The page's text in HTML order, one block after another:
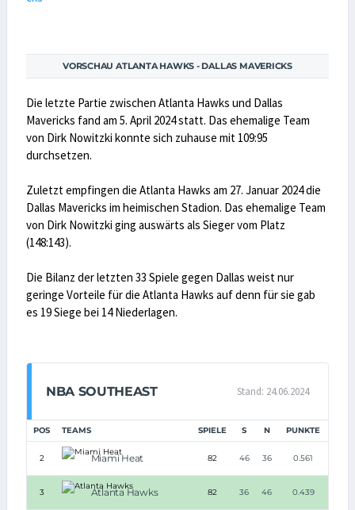
VORSCHAU ATLANTA HAWKS - DALLAS MAVERICKS
Die letzte Partie zwischen Atlanta Hawks und Dallas
Mavericks fand am 5. April 2024 statt. Das ehemalige Team
von Dirk Nowitzki konnte sich zuhause mit 109:95
durchsetzen.
Zuletzt empfingen die Atlanta Hawks am 27. Januar 2024 die
Dallas Mavericks im heimischen Stadion. Das ehemalige Team
von Dirk Nowitzki ging auswärts als Sieger vom Platz
(148:143).
Die Bilanz der letzten 33 Spiele gegen Dallas weist nur
geringe Vorteile für die Atlanta Hawks auf denn für sie gab
es 19 Siege bei 14 Niederlagen.
NBA SOUTHEAST Stand: 24.06.2024
POS TEAMS SPIELE S N PUNKTE
2 Miami Heat 82 46 36 0.561
3 Atlanta Hawks 82 36 46 0.439